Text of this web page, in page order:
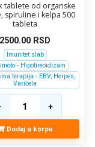
tablete od organske
spiruline i kelpa 500
tableta
2500.00 RSD
Imunitet slab
- Hipotireoidizam
terapija - EBV, Herpes,
Varičela
Dodaj u korpu